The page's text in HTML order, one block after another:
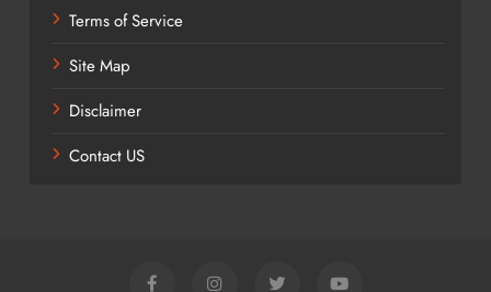
Terms of Service
Site Map
Disclaimer
Contact US